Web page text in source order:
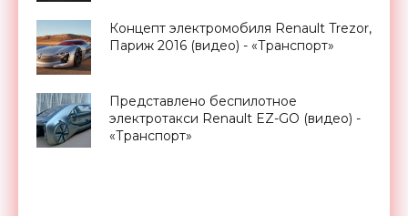
Концепт электромобиля Renault Trezor,
Париж 2016 (видео) - «Транспорт»
Представлено беспилотное
электротакси Renault EZ-GO (видео) -
«Транспорт»